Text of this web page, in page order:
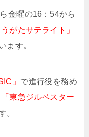
金曜の16：54から
うがたサテライト」
ます。
」 で進行役を務め
「東急ジルベスター
。